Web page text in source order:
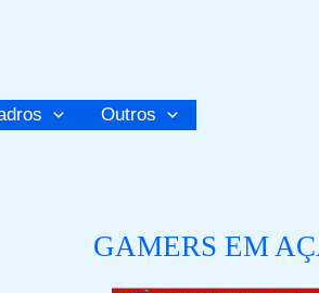
Outros
GAMERS EM